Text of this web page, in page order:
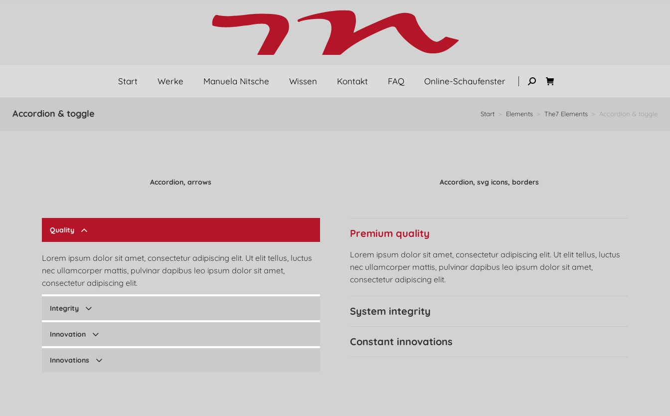
Start Werke Manuela Nitsche Wissen Kontakt FAQ Online-Schaufenster
Accordion & toggle Sie befinden sich hier:
Start Elements The7 Elements Accordion & toggle
Accordion, arrows
Quality
Lorem ipsum dolor sit amet, consectetur adipiscing elit. Ut elit tellus, luctus
nec ullamcorper mattis, pulvinar dapibus leo ipsum dolor sit amet,
consectetur adipiscing elit.
Integrity
Innovation
Innovations
Accordion, svg icons, borders
Premium quality
Lorem ipsum dolor sit amet, consectetur adipiscing elit. Ut elit tellus, luctus
nec ullamcorper mattis, pulvinar dapibus leo ipsum dolor sit amet,
consectetur adipiscing elit.
System integrity
Constant innovations